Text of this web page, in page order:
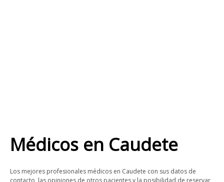
Médicos en Caudete
Los mejores profesionales médicos en Caudete con sus datos de
contacto, las opiniones de otros pacientes y la posibilidad de reservar